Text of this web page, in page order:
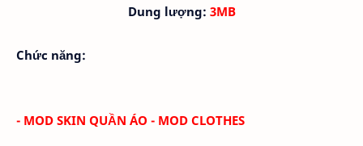
Dung lượng: 3MB
Chức năng:
- MOD SKIN QUẦN ÁO - MOD CLOTHES